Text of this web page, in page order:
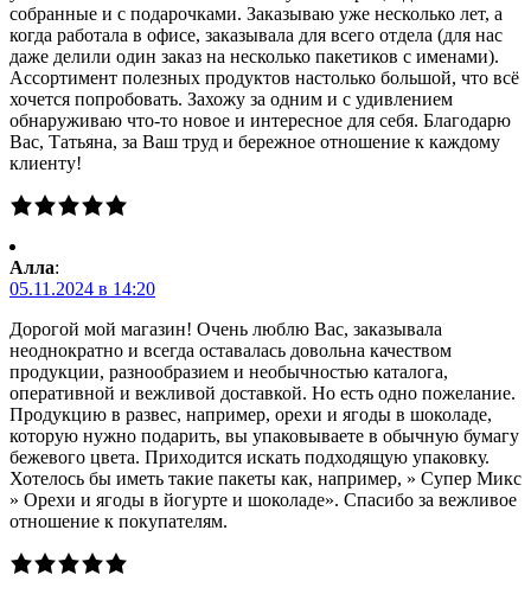
собранные и с подарочками. Заказываю уже несколько лет, а
когда работала в офисе, заказывала для всего отдела (для нас
даже делили один заказ на несколько пакетиков с именами).
Ассортимент полезных продуктов настолько большой, что всё
хочется попробовать. Захожу за одним и с удивлением
обнаруживаю что-то новое и интересное для себя. Благодарю
Вас, Татьяна, за Ваш труд и бережное отношение к каждому
клиенту!
Алла:
05.11.2024 в 14:20
Дорогой мой магазин! Очень люблю Вас, заказывала
неоднократно и всегда оставалась довольна качеством
продукции, разнообразием и необычностью каталога,
оперативной и вежливой доставкой. Но есть одно пожелание.
Продукцию в развес, например, орехи и ягоды в шоколаде,
которую нужно подарить, вы упаковываете в обычную бумагу
бежевого цвета. Приходится искать подходящую упаковку.
Хотелось бы иметь такие пакеты как, например, » Супер Микс
» Орехи и ягоды в йогурте и шоколаде». Спасибо за вежливое
отношение к покупателям.